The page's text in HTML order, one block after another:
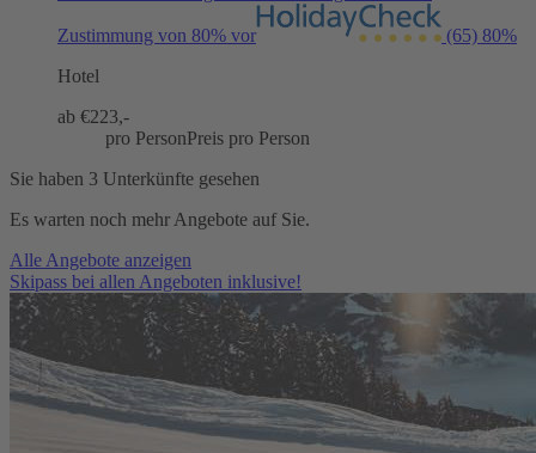
Zustimmung von 80% vor (65) 80%
Hotel
ab €223,-
pro PersonPreis pro Person
Sie haben 3 Unterkünfte gesehen
Es warten noch mehr Angebote auf Sie.
Alle Angebote anzeigen
Skipass bei allen Angeboten inklusive!